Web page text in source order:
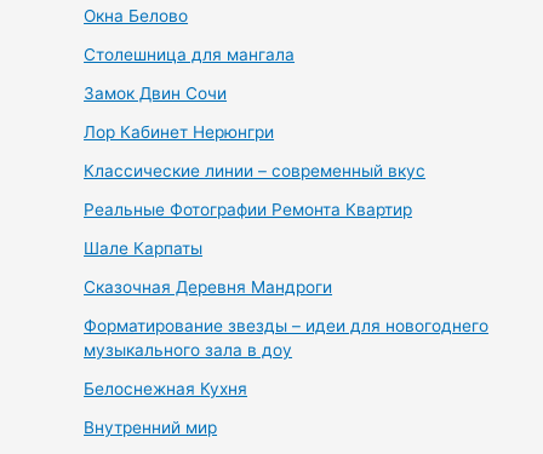
Окна Белово
Столешница для мангала
Замок Двин Сочи
Лор Кабинет Нерюнгри
Классические линии – современный вкус
Реальные Фотографии Ремонта Квартир
Шале Карпаты
Сказочная Деревня Мандроги
Форматирование звезды – идеи для новогоднего
музыкального зала в доу
Белоснежная Кухня
Внутренний мир